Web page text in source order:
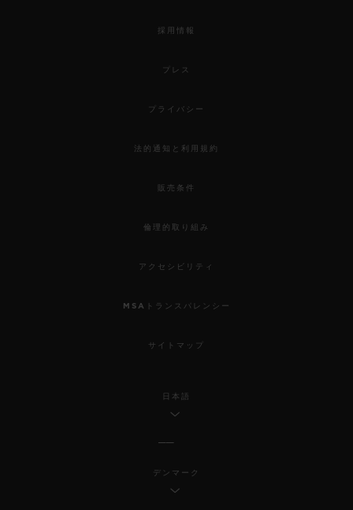
採用情報
プレス
プライバシー
法的通知と利用規約
販売条件
倫理的取り組み
アクセシビリティ
MSAトランスパレンシー
サイトマップ
日本語
デンマーク